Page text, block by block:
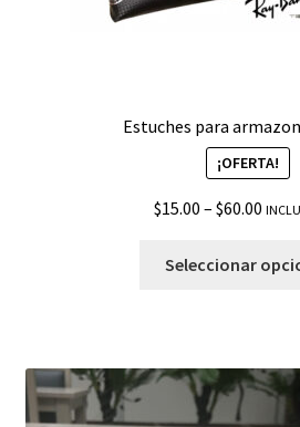
Estuches para
¡OFERTA!
$15.00 – $60.00
Seleccionar